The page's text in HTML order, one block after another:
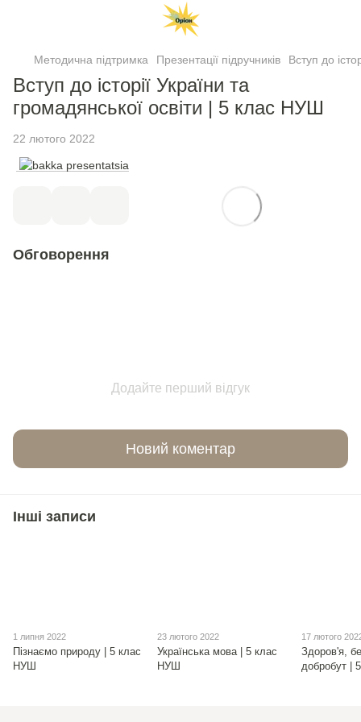
Методична підтримка Презентації підручників Вступ до
Вступ до історії України та
громадянської освіти | 5 клас НУШ
22 лютого 2022
Обговорення
Додайте перший відгук
Новий коментар
Інші записи
1 липня 2022
Пізнаємо природу | 5 клас
НУШ
23 лютого 2022
Українська мова | 5 клас
НУШ
17 лютого
Здоров'я,
добробут |